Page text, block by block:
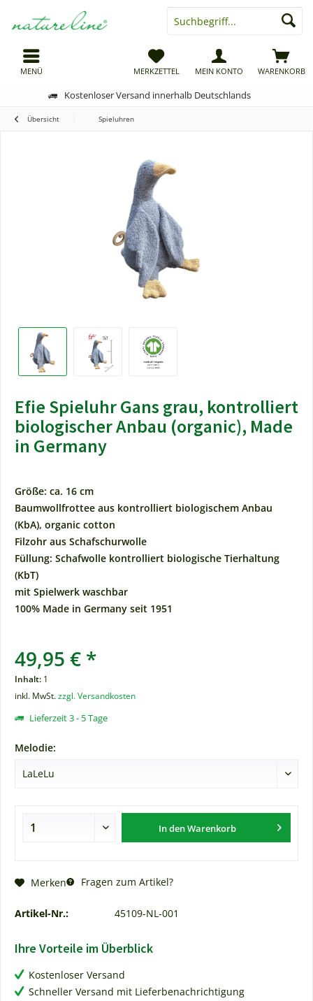
Kostenloser Versand innerhalb Deutschlands
MENÜ WARENKORB
MERKZETTEL MEIN KONTO
Übersicht Spieluhren
Efie Spieluhr Gans grau, kontrolliert
biologischer Anbau (organic), Made
in Germany
Größe: ca. 16 cm
Baumwollfrottee aus kontrolliert biologischem Anbau
(KbA), organic cotton
Filzohr aus Schafschurwolle
Füllung: Schafwolle kontrolliert biologische Tierhaltung
(KbT)
mit Spielwerk waschbar
100% Made in Germany seit 1951
49,95 € *
Inhalt: 1
inkl. MwSt.zzgl. Versandkosten
Lieferzeit 3 - 5 Tage
Melodie:
In denWarenkorb
Merken Fragen zum Artikel?
Artikel-Nr.: 45109-NL-001
Ihre Vorteile im Überblick
Kostenloser Versand
Schneller Versand mit Lieferbenachrichtigung